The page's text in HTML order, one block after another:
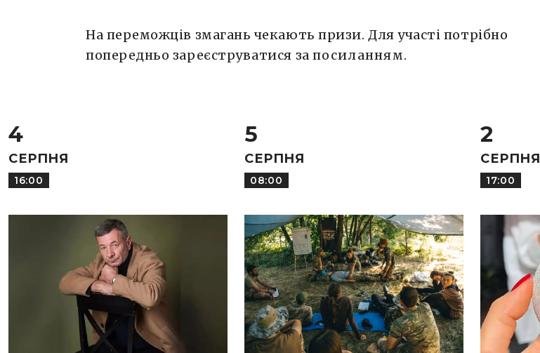
На переможців змагань чекають призи. Для участі потрібно
попередньо зареєструватися запосиланням.
4
СЕРПНЯ
16:00
5
СЕРПНЯ
08:00
2
СЕРПНЯ
17:00